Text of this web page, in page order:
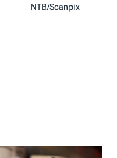
NTB/Scanpix